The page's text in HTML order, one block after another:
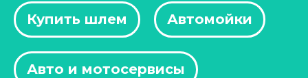
Купить шлем Автомойки
Авто и мотосервисы